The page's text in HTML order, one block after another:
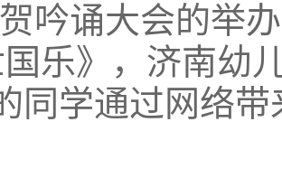
吟诵大会的举
国乐》，济南幼
同学通过网络